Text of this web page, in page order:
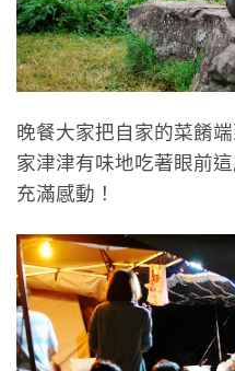
晚餐大家把自家的菜餚
家津津有味地吃著眼前
充滿感動！